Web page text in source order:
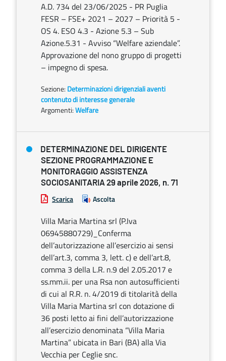
A.D. 734 del 23/06/2025 - PR Puglia
FESR – FSE+ 2021 – 2027 – Priorità 5 -
OS 4. ESO 4.3 - Azione 5.3 – Sub
Azione.5.31 - Avviso “Welfare aziendale”.
Approvazione del nono gruppo di progetti
– impegno di spesa.
Sezione: Determinazioni dirigenziali aventi
contenuto di interesse generale
Argomenti:Welfare
DETERMINAZIONE DEL DIRIGENTE
SEZIONE PROGRAMMAZIONE E
MONITORAGGIO ASSISTENZA
SOCIOSANITARIA 29 aprile 2026, n. 71
Scarica Ascolta
Villa Maria Martina srl (P.Iva
06945880729)_Conferma
dell’autorizzazione all’esercizio ai sensi
dell’art.3, comma 3, lett. c) e dell’art.8,
comma 3 della L.R. n.9 del 2.05.2017 e
ss.mm.ii. per una Rsa non autosufficienti
di cui al R.R. n. 4/2019 di titolarità della
Villa Maria Martina srl con dotazione di
36 posti letto ai fini dell’autorizzazione
all’esercizio denominata “Villa Maria
Martina” ubicata in Bari (BA) alla Via
Vecchia per Ceglie snc.